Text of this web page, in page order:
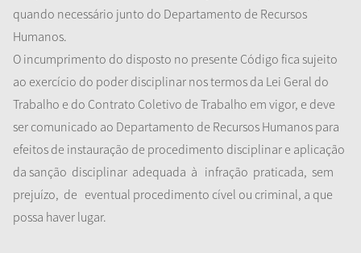
quando necessário junto do Departamento de Recursos
Humanos.
O incumprimento do disposto no presente Código fica sujeito
ao exercício do poder disciplinar nos termos da Lei Geral do
Trabalho e do Contrato Coletivo de Trabalho em vigor, e deve
ser comunicado ao Departamento de Recursos Humanos para
efeitos de instauração de procedimento disciplinar e aplicação
da sanção disciplinar adequada à infração praticada, sem
prejuízo, de eventual procedimento cível ou criminal, a que
possa haver lugar.